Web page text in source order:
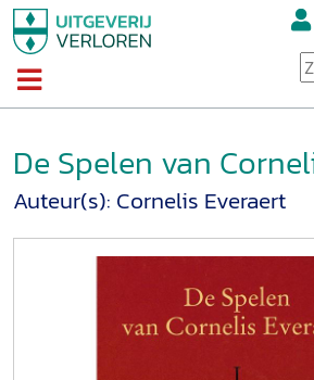
De Spelen van
Auteur(s): Cornelis Everaert